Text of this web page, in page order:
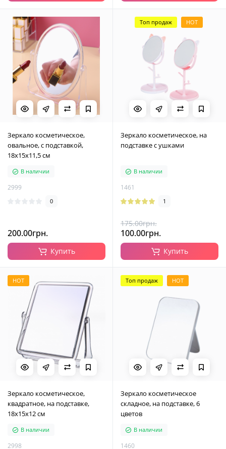
Зеркало косметическое,
овальное, с подставкой,
18х15х11,5 см
В наличии
2999
0
200.00грн.
Купить
Топ продаж HOT
Зеркало косметическое, на
подставке с ушками
В наличии
1461
1
175.00грн.
100.00грн.
Купить
HOT
Зеркало косметическое,
квадратное, на подставке,
18х15х12 см
В наличии
2998
Топ продаж HOT
Зеркало косметическое
складное, на подставке, 6
цветов
В наличии
1460